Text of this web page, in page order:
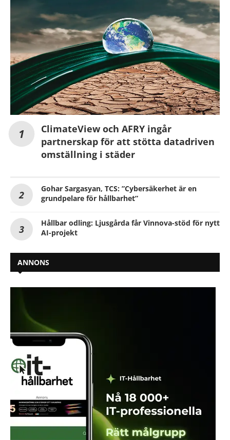
ClimateView och AFRY ingår
partnerskap för att stötta datadriven
omställning i städer
Gohar Sargasyan, TCS: ”Cybersäkerhet är en
grundpelare för hållbarhet”
Hållbar odling: Ljusgårda får Vinnova-stöd för nytt
AI-projekt
ANNONS